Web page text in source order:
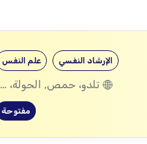
علم النفس الإرشاد النفسي
تلدو، حمص, الحولة، حمص
مفتوحة